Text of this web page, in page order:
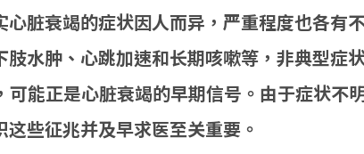
脏衰竭的症状因人而异，严重程度也各有
水肿、心跳加速和长期咳嗽等，非典型症
可能正是心脏衰竭的早期信号。由于症状不
些征兆并及早求医至关重要。